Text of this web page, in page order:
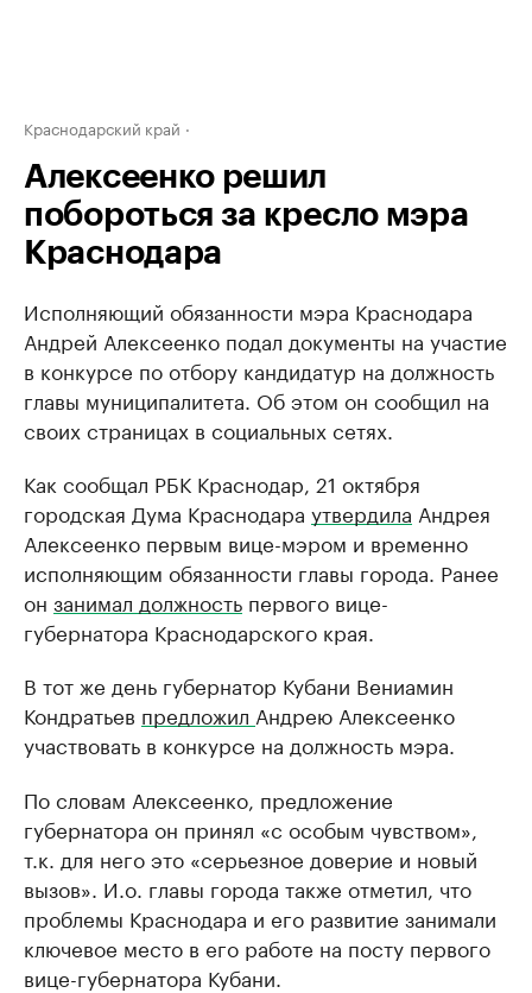
Краснодарский край
Алексеенко решил
побороться за кресло мэра
Краснодара
Исполняющий обязанности мэра Краснодара
Андрей Алексеенко подал документы на участие
в конкурсе по отбору кандидатур на должность
главы муниципалитета. Об этом он сообщил на
своих страницах в социальных сетях.
Как сообщал РБК Краснодар, 21 октября
городская Дума Краснодара утвердила Андрея
Алексеенко первым вице-мэром и временно
исполняющим обязанности главы города. Ранее
он занимал должность первого вице-
губернатора Краснодарского края.
В тот же день губернатор Кубани Вениамин
Кондратьев предложил Андрею Алексеенко
участвовать в конкурсе на должность мэра.
По словам Алексеенко, предложение
губернатора он принял «с особым чувством»,
т.к. для него это «серьезное доверие и новый
вызов». И.о. главы города также отметил, что
проблемы Краснодара и его развитие занимали
ключевое место в его работе на посту первого
вице-губернатора Кубани.